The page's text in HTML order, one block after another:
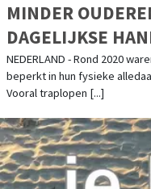
MINDER
DAGELIJKSE
GELEDEN
NEDERLAND - Rond 2020
beperkt in hun fysieke
Vooral traplopen [...]